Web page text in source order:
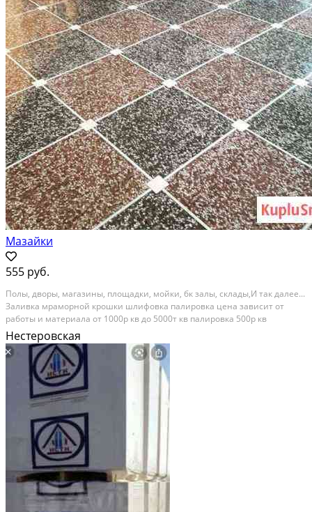
Мазайки
555 руб.
Полы, дворы, магазины, площадки, мойки, бк залы, склады,И так далее...
Заливка мраморной крошки шлифовка палировка цена зависит от
работы и материала от 1000р кв до 5000т кв палировка 500р кв
шлифовка 200? кв Тип товара: отделка. Состояние: новое.
Нестеровская